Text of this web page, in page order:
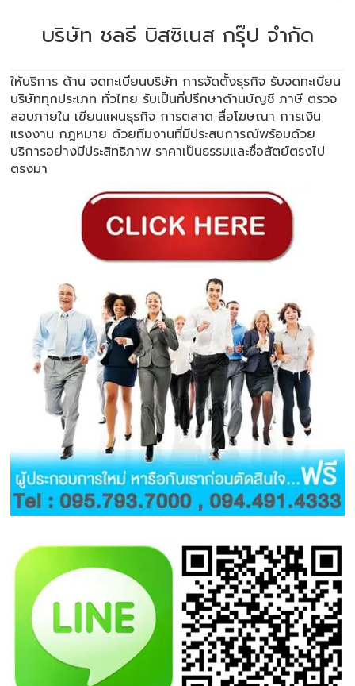
บริษัท ชลธี บิสซิเนส กรุ๊ป จำกัด
ให้บริการ ด้านจดทะเบียนบริษัท การจัดตั้งธุรกิจ รับจดทะเบียน
บริษัททุกประเภท ทั่วไทย รับเป็นที่ปรึกษาด้านบัญชี ภาษี ตรวจ
สอบภายใน เขียนแผนธุรกิจ การตลาด สื่อโฆษณา การเงิน
แรงงาน กฎหมาย ด้วยทีมงานที่มีประสบการณ์พร้อมด้วย
บริการอย่างมีประสิทธิภาพ ราคาเป็นธรรมและซื่อสัตย์ตรงไป
ตรงมา